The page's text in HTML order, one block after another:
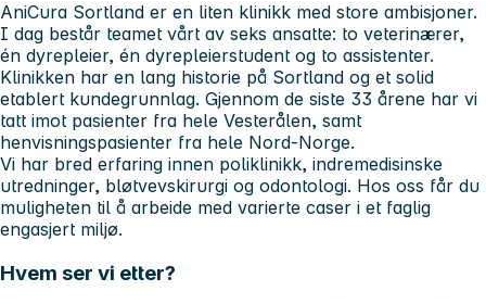
AniCura Sortland er en liten klinikk med store ambisjoner.
I dag består teamet vårt av seks ansatte: to veterinærer,
én dyrepleier, én dyrepleierstudent og to assistenter.
Klinikken har en lang historie på Sortland og et solid
etablert kundegrunnlag. Gjennom de siste 33 årene har vi
tatt imot pasienter fra hele Vesterålen, samt
henvisningspasienter fra hele Nord-Norge.
Vi har bred erfaring innen poliklinikk, indremedisinske
utredninger, bløtvevskirurgi og odontologi. Hos oss får du
muligheten til å arbeide med varierte caser i et faglig
engasjert miljø.
Hvem ser vi etter?